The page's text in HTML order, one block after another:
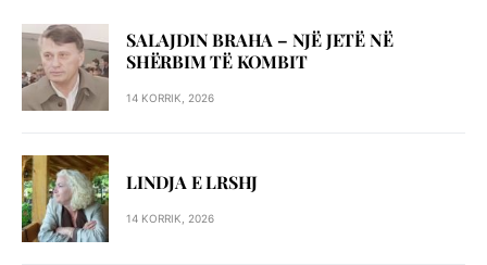
SALAJDIN BRAHA – NJЁ JETЁ NЁ
SHЁRBIM TЁ KOMBIT
14 KORRIK, 2026
LINDJA E LRSHJ
14 KORRIK, 2026